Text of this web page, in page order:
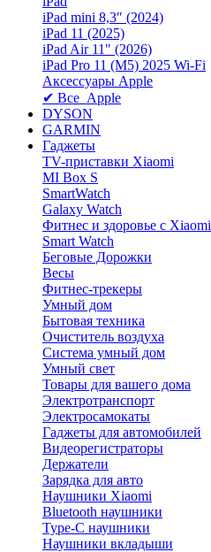
iPad mini 8,3″ (2024)
iPad 11 (2025)
iPad Air 11" (2026)
iPad Pro 11 (M5) 2025 Wi-Fi
Аксессуары Apple
✔ Все Apple
DYSON
GARMIN
Гаджеты
TV-приставки Xiaomi
MI Box S
SmartWatch
Galaxy Watch
Фитнес и здоровье с Xiaomi
Smart Watch
Беговые Дорожки
Весы
Фитнес-трекеры
Умный дом
Бытовая техника
Очиститель воздуха
Система умный дом
Умный свет
Товары для вашего дома
Электротранспорт
Электросамокаты
Гаджеты для автомобилей
Видеорегистраторы
Держатели
Зарядка для авто
Наушники Xiaomi
Bluetooth наушники
Type-C наушники
Наушники вкладыши